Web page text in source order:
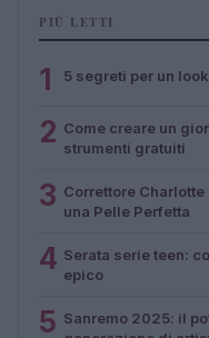
PIÙ LETTI
1 5 segreti per un
2 Come creare un
strumenti gratuiti
3 Correttore
una Pelle Perfetta
4 Serata serie teen:
epico
5 Sanremo 2025: il